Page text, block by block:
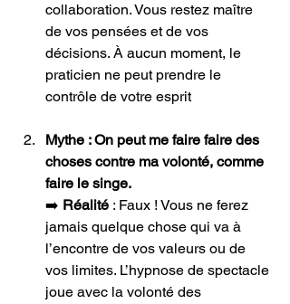
collaboration. Vous restez maître
de vos pensées et de vos
décisions. À aucun moment, le
praticien ne peut prendre le
contrôle de votre esprit
Mythe : On peut me faire faire des
choses contre ma volonté, comme
faire le singe.
➡️ Réalité : Faux ! Vous ne ferez
jamais quelque chose qui va à
l’encontre de vos valeurs ou de
vos limites. L’hypnose de spectacle
joue avec la volonté des